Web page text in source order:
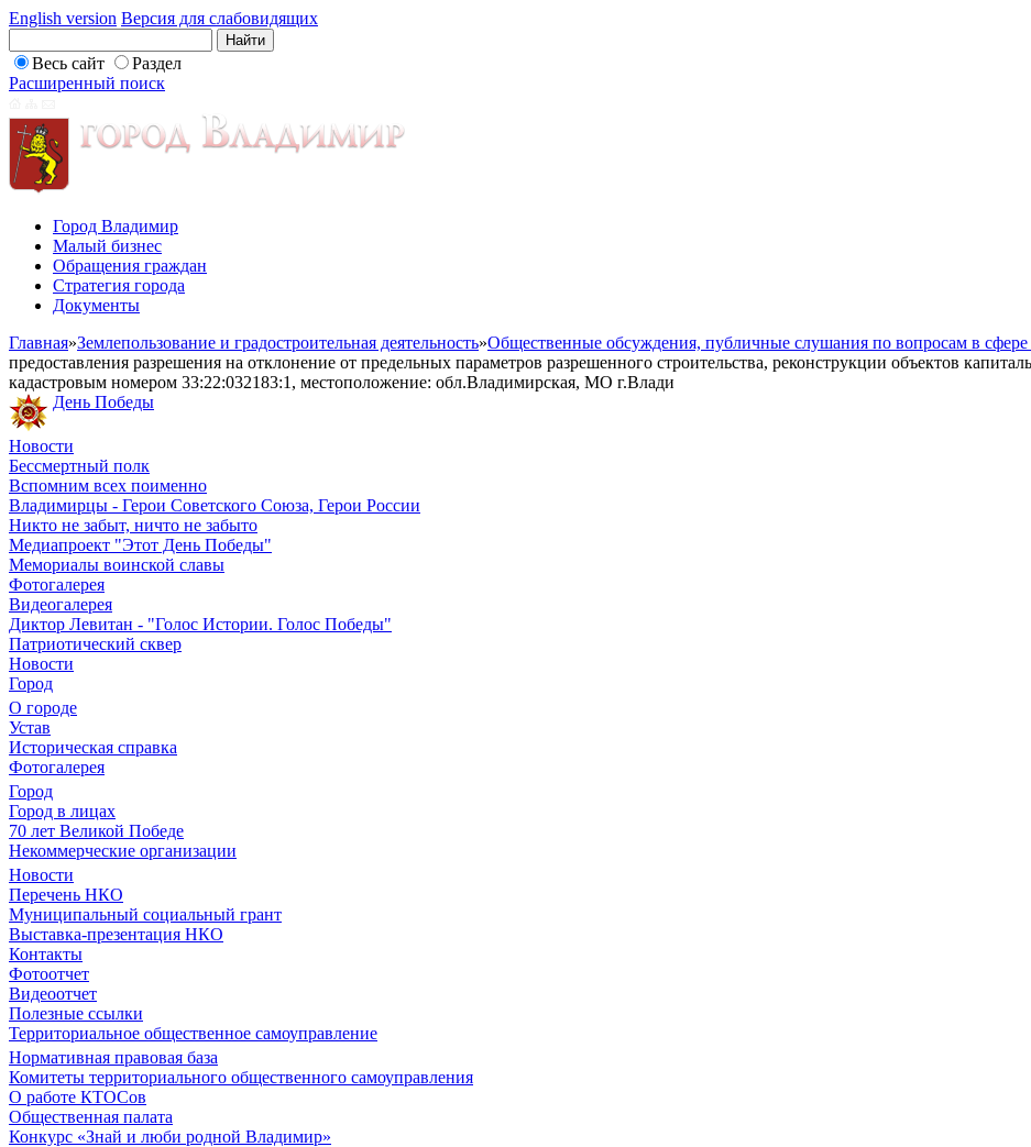
English version Версия для слабовидящих
Весь сайт
Раздел
Расширенный поиск
Город Владимир
Малый бизнес
Обращения граждан
Стратегия города
Документы
Главная»Землепользование и градостроительная деятельность»Общественные обсуждения, публичные слушания по вопросам в сфере
предоставления разрешения на отклонение от предельных параметров разрешенного строительства, реконструкции объектов
кадастровым номером 33:22:032183:1, местоположение: обл.Владимирская, МО г.Влади
День Победы
Новости
Бессмертный полк
Вспомним всех поименно
Владимирцы - Герои Советского Союза, Герои России
Никто не забыт, ничто не забыто
Медиапроект "Этот День Победы"
Мемориалы воинской славы
Фотогалерея
Видеогалерея
Диктор Левитан - "Голос Истории. Голос Победы"
Патриотический сквер
Новости
Город
О городе
Устав
Историческая справка
Фотогалерея
Город
Город в лицах
70 лет Великой Победе
Некоммерческие организации
Новости
Перечень НКО
Муниципальный социальный грант
Выставка-презентация НКО
Контакты
Фотоотчет
Видеоотчет
Полезные ссылки
Территориальное общественное самоуправление
Нормативная правовая база
Комитеты территориального общественного самоуправления
О работе КТОСов
Общественная палата
Конкурс «Знай и люби родной Владимир»